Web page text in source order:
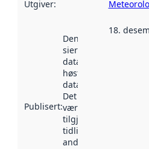
Utgiver:
Publisert:
Denne datoen
sier når
datasettet ble
høstet av
data.norge.no.
Det kan ha
vært
tilgjengelig
tidligere
andre steder.
18.